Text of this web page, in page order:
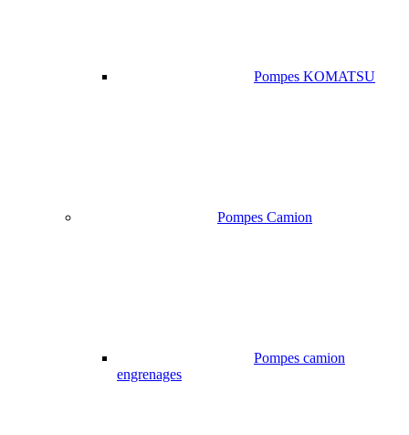
Pompes KOMATSU
Pompes Camion
Pompes camion
engrenages